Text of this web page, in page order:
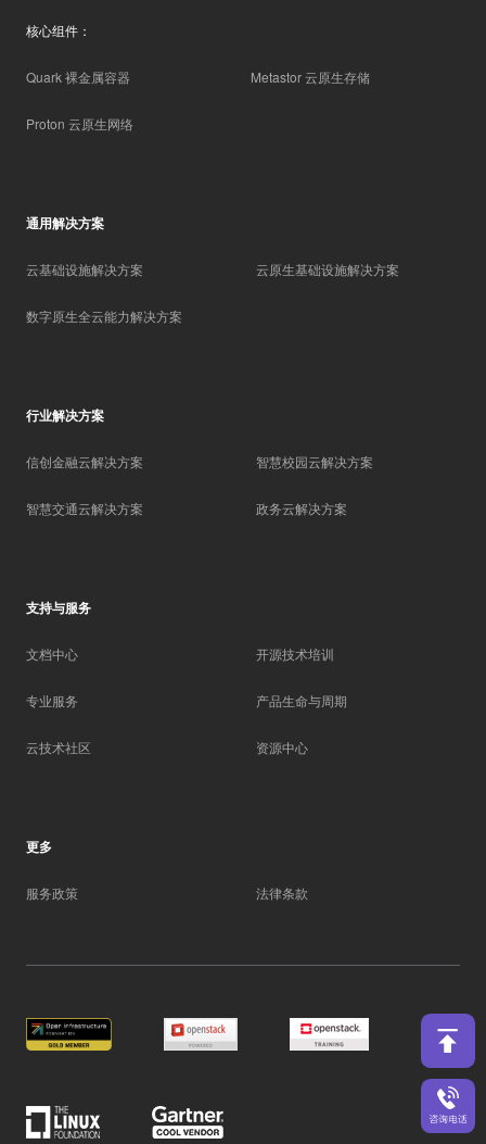
核心组件：
Quark 裸金属容器 Metastor 云原生存储
Proton 云原生网络
通用解决方案
云基础设施解决方案 云原生基础设施解决方案
数字原生全云能力解决方案
行业解决方案
信创金融云解决方案 智慧校园云解决方案
智慧交通云解决方案 政务云解决方案
支持与服务
文档中心 开源技术培训
专业服务 产品生命与周期
云技术社区 资源中心
更多
服务政策 法律条款